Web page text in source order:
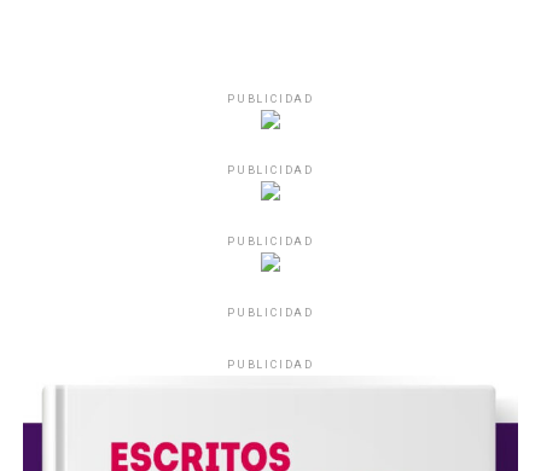
PUBLICIDAD
PUBLICIDAD
PUBLICIDAD
PUBLICIDAD
PUBLICIDAD